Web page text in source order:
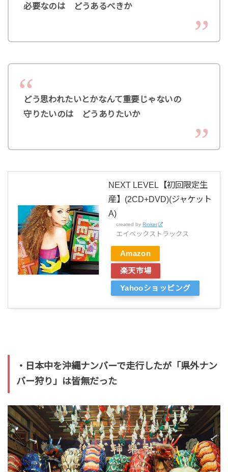
必要なのは どうあるべきか
どう思われたいとかなんて重要じゃないの
守りたいのは どうありたいか
NEXT LEVEL【初回限定生
産】(2CD+DVD)(ジャケット
A)
created by Rinker
エイベックストラックス
Amazon
楽天市場
Yahooショッピング
・日本中を沖縄ナンバーで走行したが「県外ナン
バー狩り」は皆無だった